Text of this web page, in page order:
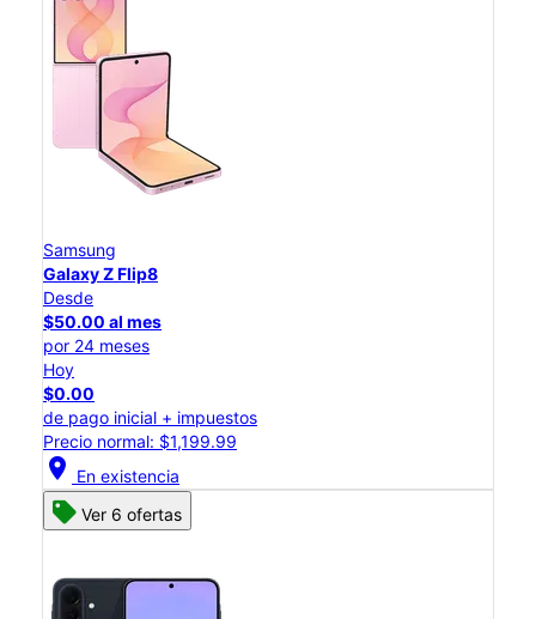
Samsung
Galaxy Z Flip8
Desde
$50.00 al mes
por 24 meses
Hoy
$0.00
de pago inicial + impuestos
Precio normal: $1,199.99
location_on En existencia
Ver 6 ofertas